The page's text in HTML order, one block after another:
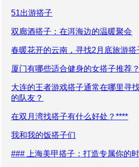
51出游搭子
双廊酒搭子：在洱海边的温暖聚会
春暖花开的云南，寻找2月底旅游搭
厦门有哪些适合健身的女搭子推荐
大连的王者游戏搭子通常在哪里寻
的队友？
在双月湾找搭子有什么好处？****
我和我的饭搭子们
### 上海美甲搭子：打造专属你的